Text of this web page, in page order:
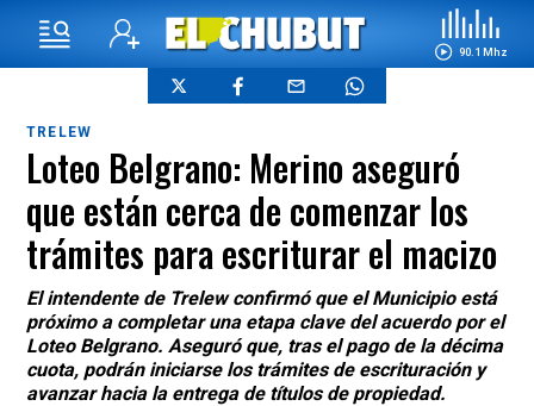
90.1 Mhz
TRELEW
Loteo Belgrano: Merino aseguró
que están cerca de comenzar los
trámites para escriturar el macizo
El intendente de Trelew confirmó que el Municipio está
próximo a completar una etapa clave del acuerdo por el
Loteo Belgrano. Aseguró que, tras el pago de la décima
cuota, podrán iniciarse los trámites de escrituración y
avanzar hacia la entrega de títulos de propiedad.